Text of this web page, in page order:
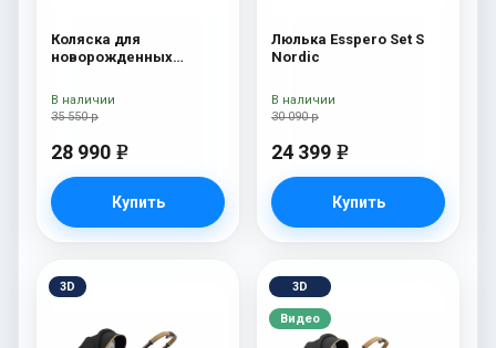
Коляска для
новорожденных
35 550 р
28 990 e
Купить
В наличии
Люлька Esspero Set S
Nordic
30 090 р
24 399 e
Купить
В наличии
3D 3D
Видео